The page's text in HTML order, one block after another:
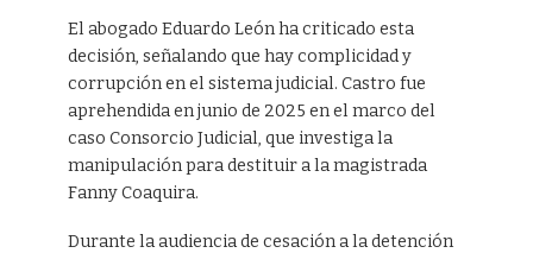
El abogado Eduardo León ha criticado esta
decisión, señalando que hay complicidad y
corrupción en el sistema judicial. Castro fue
aprehendida en junio de 2025 en el marco del
caso Consorcio Judicial, que investiga la
manipulación para destituir a la magistrada
Fanny Coaquira.
Durante la audiencia de cesación a la detención